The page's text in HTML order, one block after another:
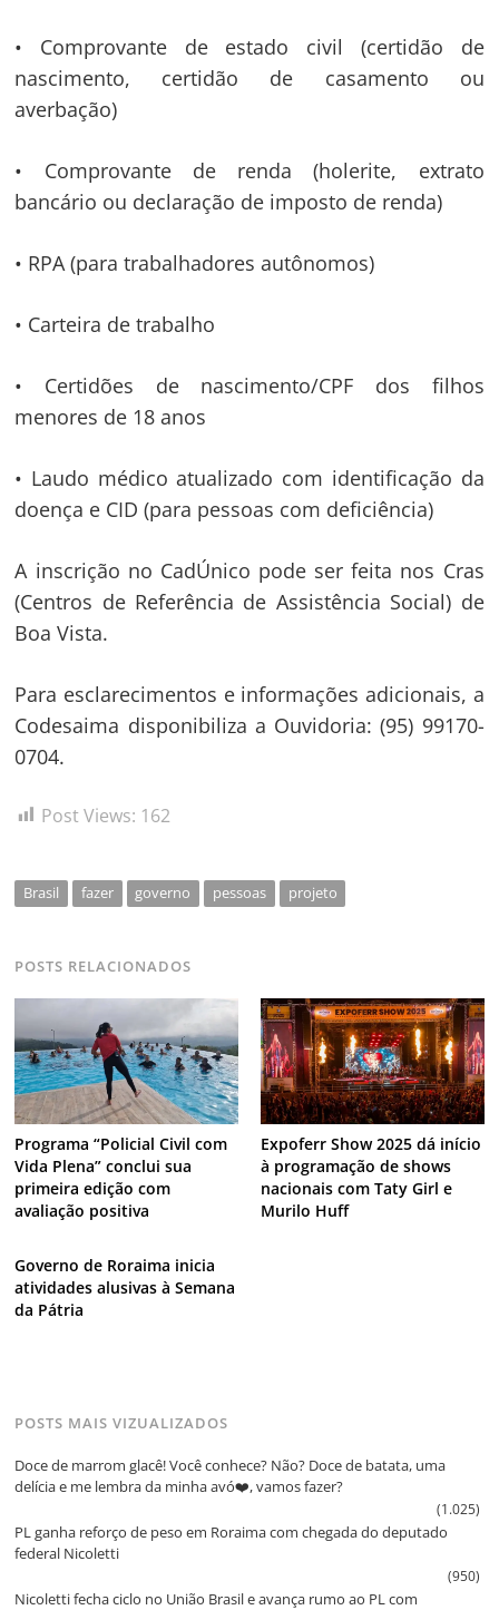
• Comprovante de estado civil (certidão de
nascimento, certidão de casamento ou
averbação)
• Comprovante de renda (holerite, extrato
bancário ou declaração de imposto de renda)
• RPA (para trabalhadores autônomos)
• Carteira de trabalho
• Certidões de nascimento/CPF dos filhos
menores de 18 anos
• Laudo médico atualizado com identificação da
doença e CID (para pessoas com deficiência)
A inscrição no CadÚnico pode ser feita nos Cras
(Centros de Referência de Assistência Social) de
Boa Vista.
Para esclarecimentos e informações adicionais, a
Codesaima disponibiliza a Ouvidoria: (95) 99170-
0704.
Post Views: 162
Brasil fazer governo pessoas projeto
POSTS RELACIONADOS
Programa “Policial Civil com
Vida Plena” conclui sua
primeira edição com
avaliação positiva
Expoferr Show 2025 dá início
à programação de shows
nacionais com Taty Girl e
Murilo Huff
Governo de Roraima inicia
atividades alusivas à Semana
da Pátria
POSTS MAIS VIZUALIZADOS
Doce de marrom glacê! Você conhece? Não? Doce de batata, uma
delícia e me lembra da minha avó❤️, vamos fazer?
(1.025)
PL ganha reforço de peso em Roraima com chegada do deputado
federal Nicoletti
(950)
Nicoletti fecha ciclo no União Brasil e avança rumo ao PL com